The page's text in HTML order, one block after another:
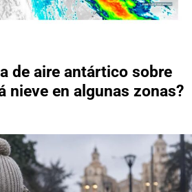
de aire antártico sobre
nieve en algunas zonas?